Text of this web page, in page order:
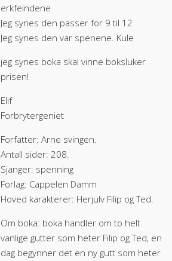
erkfeindene
Jeg synes den passer for 9 til 12
Jeg synes den var spenene. Kule
jeg synes boka skal vinne boksluker
prisen!
Elif
Forbrytergeniet
Forfatter: Arne svingen.
Antall sider: 208.
Sjanger: spenning
Forlag: Cappelen Damm
Hoved karakterer: Herjulv Filip og Ted.
Om boka: boka handler om to helt
vanlige gutter som heter Filip og Ted, en
dag begynner det en ny gutt som heter